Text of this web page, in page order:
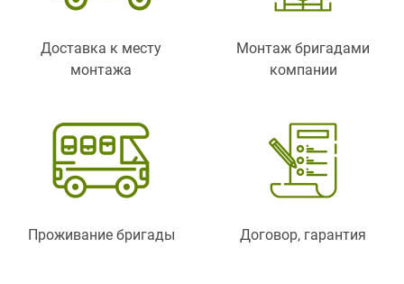
Доставка к месту
монтажа
Монтаж бригадами
компании
Проживание бригады Договор, гарантия